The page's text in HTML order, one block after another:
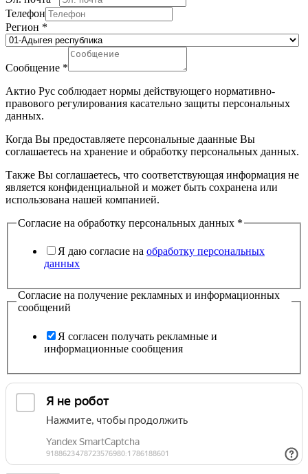
Телефон
Регион *
Сообщение *
Актио Рус соблюдает нормы действующего нормативно-
правового регулирования касательно защиты персональных
данных.
Когда Вы предоставляете персональные даанные Вы
соглашаетесь на хранение и обработку персональных данных.
Также Вы соглашаетесь, что соответствующая информация не
является конфиденциальной и может быть сохранена или
использована нашей компанией.
Согласие на обработку персональных данных *
Я даю согласие на обработку персональных
данных
Согласие на получение рекламных и информационных
сообщений
Я согласен получать рекламные и
информационные сообщения